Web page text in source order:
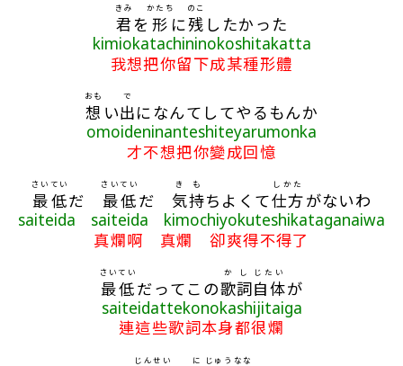
君
きみ
を 形
かたち
に残
のこ
したかった
kimiokatachininokoshitakatta
我想把你留下成某種形體
想
おも
い出
で
になんてしてやるもんか
omoideninanteshiteyarumonka
才不想把你變成回憶
最低
さいてい
だ 最低
さいてい
だ 気
き
持
も
ちよくて仕方
しかた
がないわ
saiteida saiteida kimochiyokuteshikataganaiwa
真爛啊 真爛 卻爽得不得了
最低
さいてい
だってこの歌詞
かし
自体
じたい
が
saiteidattekonokashijitaiga
連這些歌詞本身都很爛
じんせい に じゅう なな